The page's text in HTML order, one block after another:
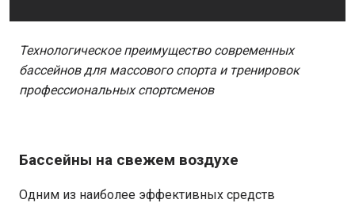
Технологическое преимущество современных
бассейнов для массового спорта и тренировок
профессиональных спортсменов
Бассейны на свежем воздухе
Одним из наиболее эффективных средств